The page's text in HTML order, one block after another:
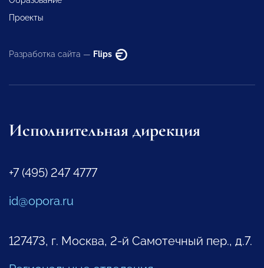
Проекты
Разработка сайта — Flips
Исполнительная дирекция
+7 (495) 247 4777
id@opora.ru
127473, г. Москва, 2-й Самотечный пер., д.7.